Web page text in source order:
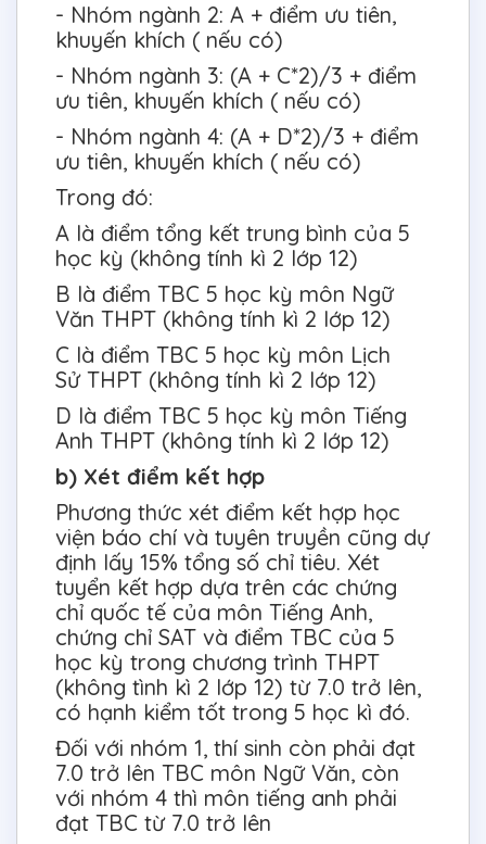
- Nhóm ngành 2: A + điểm ưu tiên,
khuyến khích ( nếu có)
- Nhóm ngành 3: (A + C*2)/3 + điểm
ưu tiên, khuyến khích ( nếu có)
- Nhóm ngành 4: (A + D*2)/3 + điểm
ưu tiên, khuyến khích ( nếu có)
Trong đó:
A là điểm tổng kết trung bình của 5
học kỳ (không tính kì 2 lớp 12)
B là điểm TBC 5 học kỳ môn Ngữ
Văn THPT (không tính kì 2 lớp 12)
C là điểm TBC 5 học kỳ môn Lịch
Sử THPT (không tính kì 2 lớp 12)
D là điểm TBC 5 học kỳ môn Tiếng
Anh THPT (không tính kì 2 lớp 12)
b) Xét điểm kết hợp
Phương thức xét điểm kết hợp học
viện báo chí và tuyên truyền cũng dự
định lấy 15% tổng số chỉ tiêu. Xét
tuyển kết hợp dựa trên các chứng
chỉ quốc tế của môn Tiếng Anh,
chứng chỉ SAT và điểm TBC của 5
học kỳ trong chương trình THPT
(không tình kì 2 lớp 12) từ 7.0 trở lên,
có hạnh kiểm tốt trong 5 học kì đó.
Đối với nhóm 1, thí sinh còn phải đạt
7.0 trở lên TBC môn Ngữ Văn, còn
với nhóm 4 thì môn tiếng anh phải
đạt TBC từ 7.0 trở lên